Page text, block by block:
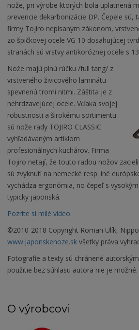
nože, pri výrobe ktorých bola uplatnená
prevencie dekarbonizácie DP. Čepele sú,
firmy Tojiro nepísaným zákonom,
zo špičkovej ocele VG 10 dosahujúcej
stranách sú vrstvy antikoróznej ocele s
Nože majú plnú rúčku /full tang/ z
vrstveného živicového laminátu
spevnenú tromi nitmi. Záštita je z
nehrdzavejúcej ocele. Vďaka svojej
robustnosti a širokému sortimentu
sú nože rady TOJIRO CLASSIC
vyhľadávaným artiklom
profesionálnych kuchárov. Firma
Tojiro netají, že touto radou nožov
sú zvyknutí na nemecké resp. iné
vychádza ergonómia, no čepeľ s
typicky japonská.
Pozrite si milé video.
©2010-2018 Copyright Roman Ulík,
www.japonskenoze.sk všetky práva
Fotografie a texty sú chránené
použitie bez súhlasu autora nie je možné.
O výrobcovi